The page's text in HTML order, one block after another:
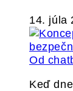
14. júla
Od
Keď